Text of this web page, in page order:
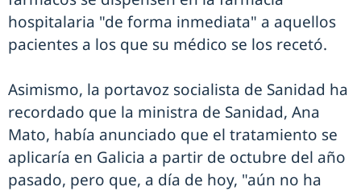
hospitalaria "de forma inmediata" a aquellos
pacientes a los que su médico se los recetó.
Asimismo, la portavoz socialista de Sanidad ha
recordado que la ministra de Sanidad, Ana
Mato, había anunciado que el tratamiento se
aplicaría en Galicia a partir de octubre del año
pasado, pero que, a día de hoy, "aún no ha